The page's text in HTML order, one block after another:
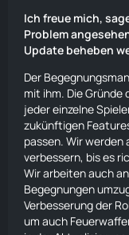
Ich freue mich,
Problem
Update beheben
Der
mit ihm. Die
jeder einzelne
zukünftigen
passen. Wir
verbessern, bis es
Wir arbeiten auch
Begegnungen
Verbesserung der
um auch